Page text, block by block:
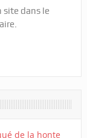
site dans le